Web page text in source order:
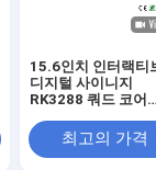
15.6인치 인터랙티
디지털 사이니지
RK3288 쿼드 코어
최고의 가격